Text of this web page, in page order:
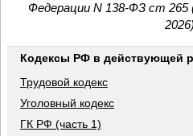
Федерации N 138-ФЗ ст
2026)
Кодексы РФ в действующей
Трудовой кодекс
Уголовный кодекс
ГК РФ (часть 1)